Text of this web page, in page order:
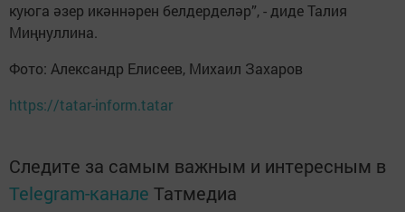
куюга әзер икәннәрен белдерделәр”, - диде Талия
Миңнуллина.
Фото: Александр Елисеев, Михаил Захаров
https://tatar-inform.tatar
Следите за самым важным и интересным в
Telegram-канале Татмедиа